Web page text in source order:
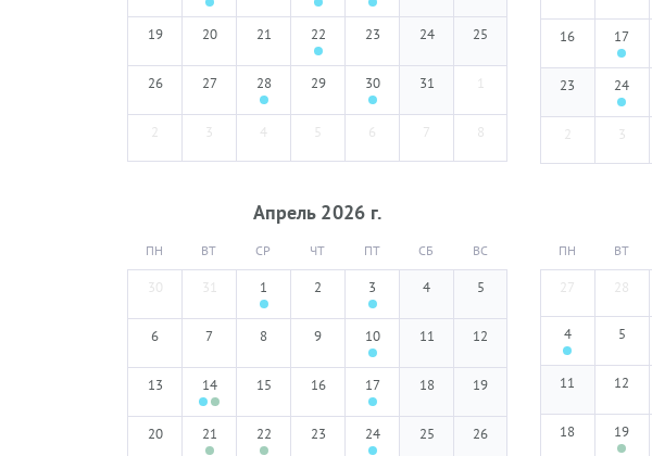
19 20 21 22 23 24 25
26 27 28 29 30 31 1
2 3 4 5 6 7 8
16 17
23 24
2 3
Апрель 2026 г.
ПН ВТ СР ЧТ ПТ СБ ВС
30 31 1 2 3 4 5
6 7 8 9 10 11 12
13 14 15 16 17 18 19
20 21 22 23 24 25 26
ПН ВТ
27 28
4 5
11 12
18 19